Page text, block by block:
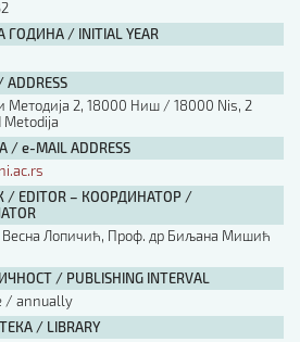
ГОДИНА / INITIAL YEAR
Методија 2, 18000 Ниш / 18000 Nis, 2
Metodija
/ e-MAIL ADDRESS
/ EDITOR – КООРДИНАТОР /
Весна Лопичић, Проф. др Биљана Мишић
/ PUBLISHING INTERVAL
/ annually
/ LIBRARY